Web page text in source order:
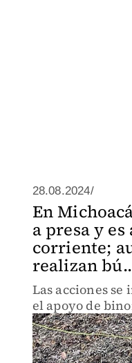
28.08.2024/
En
a presa y
corriente;
realizan
Las acciones
el apoyo de